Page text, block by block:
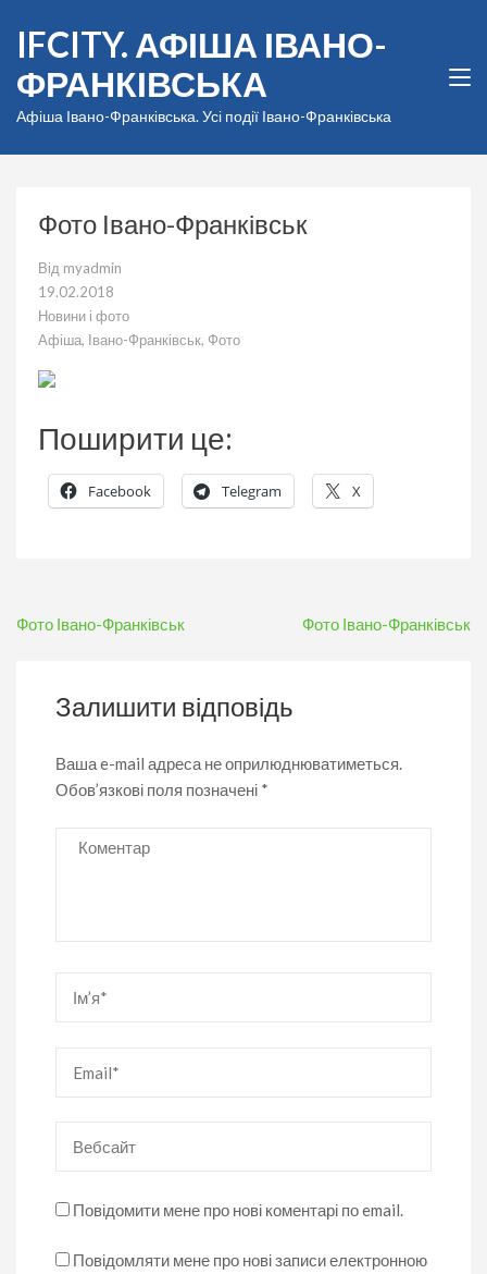
вмісту
(натисніть
Enter)
IFCITY. АФІША ІВАНО-
ФРАНКІВСЬКА
Афіша Івано-Франківська. Усі події Івано-Франківська
Фото Івано-Франківськ
Від myadmin
19.02.2018
Новини і фото
Афіша, Івано-Франківськ, Фото
Поширити це:
Facebook Telegram X
Навігація
Фото Івано-Франківськ Фото Івано-Франківськ
Залишити відповідь
Ваша e-mail адреса не оприлюднюватиметься.
Обов’язкові поля позначені *
Коментар
Повідомити мене про нові коментарі по email.
Повідомляти мене про нові записи електронною